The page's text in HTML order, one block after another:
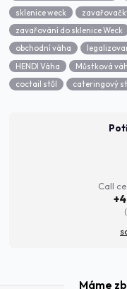
sklenice weck
zavařování do sklenice Weck
obchodní váha
HENDI Váha
Můstková
coctail stůl
cateringový
Call
Máme